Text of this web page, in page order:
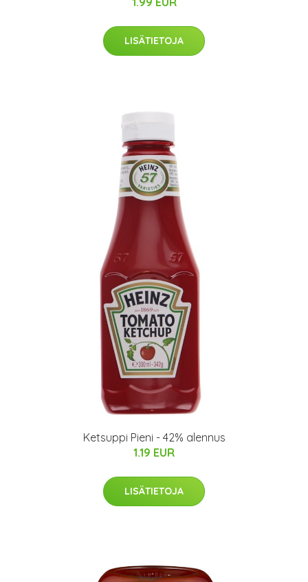
LISÄTIETOJA
Ketsuppi Pieni - 42% alennus
1.19 EUR
LISÄTIETOJA